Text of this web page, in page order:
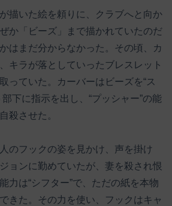
描いた絵を頼りに、クラブへと向か
か「ビーズ」まで描かれていたのだ
はまだ分からなかった。その頃、カ
キラが落としていったブレスレット
っていた。カーバーはビーズを“ス
下に指示を出し、“プッシャー”の能
殺させた。
のフックの姿を見かけ、声を掛け
ョンに勤めていたが、妻を殺され恨
力は“シフター”で、ただの紙を本物
きた。その力を使い、フックはキャ